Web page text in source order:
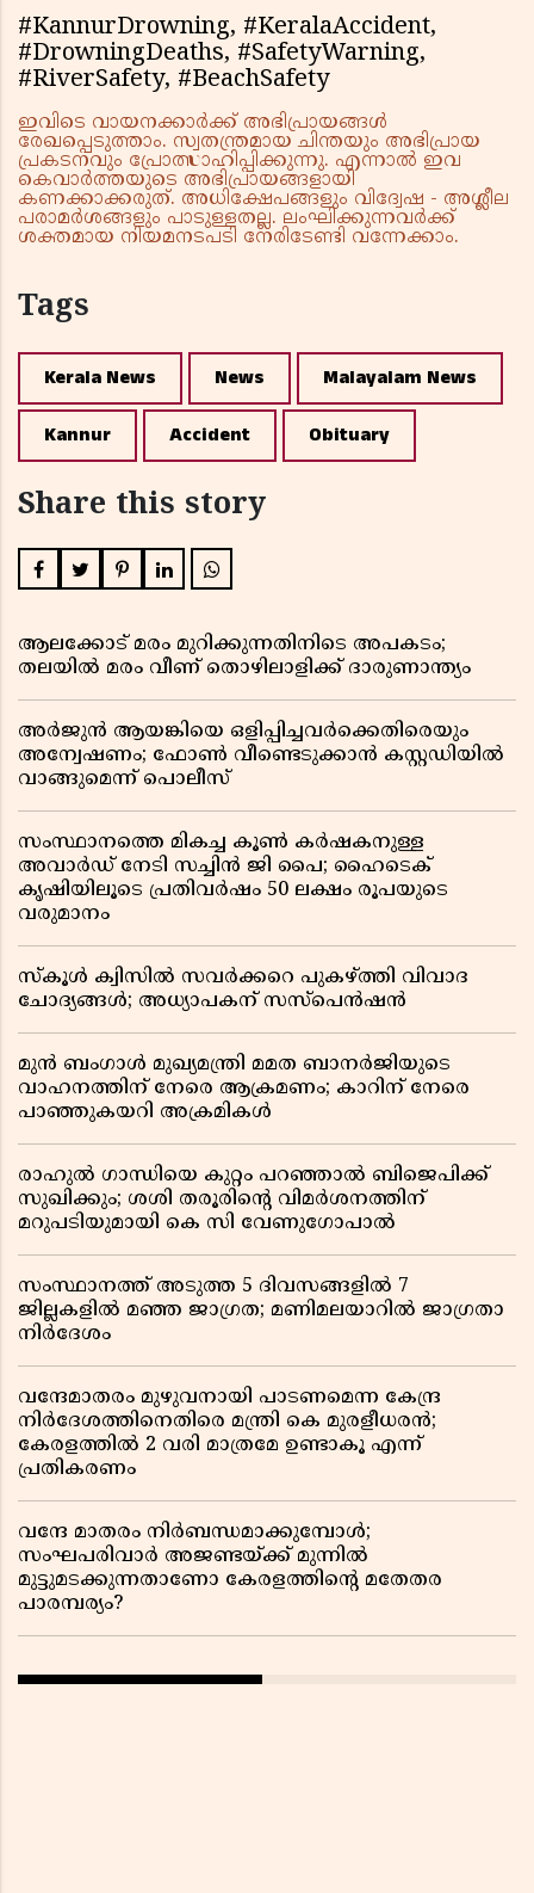
#KannurDrowning, #KeralaAccident,
#DrowningDeaths, #SafetyWarning,
#RiverSafety, #BeachSafety
ഇവിടെ വായനക്കാർക്ക് അഭിപ്രായങ്ങൾ
രേഖപ്പെടുത്താം. സ്വതന്ത്രമായ ചിന്തയും അഭിപ്രായ
പ്രകടനവും പ്രോത്സാഹിപ്പിക്കുന്നു. എന്നാൽ ഇവ
കെവാർത്തയുടെ അഭിപ്രായങ്ങളായി
കണക്കാക്കരുത്. അധിക്ഷേപങ്ങളും വിദ്വേഷ - അശ്ലീല
പരാമർശങ്ങളും പാടുള്ളതല്ല. ലംഘിക്കുന്നവർക്ക്
ശക്തമായ നിയമനടപടി നേരിടേണ്ടി വന്നേക്കാം.
Tags
Kerala News News Malayalam News
Kannur Accident Obituary
Share this story
ആലക്കോട് മരം മുറിക്കുന്നതിനിടെ അപകടം;
തലയിൽ മരം വീണ് തൊഴിലാളിക്ക് ദാരുണാന്ത്യം
അർജുൻ ആയങ്കിയെ ഒളിപ്പിച്ചവർക്കെതിരെയും
അന്വേഷണം; ഫോൺ വീണ്ടെടുക്കാൻ കസ്റ്റഡിയിൽ
വാങ്ങുമെന്ന് പൊലീസ്
സംസ്ഥാനത്തെ മികച്ച കൂൺ കർഷകനുള്ള
അവാർഡ് നേടി സച്ചിൻ ജി പൈ; ഹൈടെക്
കൃഷിയിലൂടെ പ്രതിവർഷം 50 ലക്ഷം രൂപയുടെ
വരുമാനം
സ്കൂൾ ക്വിസിൽ സവർക്കറെ പുകഴ്ത്തി വിവാദ
ചോദ്യങ്ങൾ; അധ്യാപകന് സസ്പെൻഷൻ
മുൻ ബംഗാൾ മുഖ്യമന്ത്രി മമത ബാനർജിയുടെ
വാഹനത്തിന് നേരെ ആക്രമണം; കാറിന് നേരെ
പാഞ്ഞുകയറി അക്രമികൾ
രാഹുൽ ഗാന്ധിയെ കുറ്റം പറഞ്ഞാൽ ബിജെപിക്ക്
സുഖിക്കും; ശശി തരൂരിന്റെ വിമർശനത്തിന്
മറുപടിയുമായി കെ സി വേണുഗോപാൽ
സംസ്ഥാനത്ത് അടുത്ത 5 ദിവസങ്ങളിൽ 7
ജില്ലകളിൽ മഞ്ഞ ജാഗ്രത; മണിമലയാറിൽ ജാഗ്രതാ
നിർദേശം
വന്ദേമാതരം മുഴുവനായി പാടണമെന്ന കേന്ദ്ര
നിർദേശത്തിനെതിരെ മന്ത്രി കെ മുരളീധരൻ;
കേരളത്തിൽ 2 വരി മാത്രമേ ഉണ്ടാകൂ എന്ന്
പ്രതികരണം
വന്ദേ മാതരം നിർബന്ധമാക്കുമ്പോൾ;
സംഘപരിവാർ അജണ്ടയ്ക്ക് മുന്നിൽ
മുട്ടുമടക്കുന്നതാണോ കേരളത്തിന്റെ മതേതര
പാരമ്പര്യം?